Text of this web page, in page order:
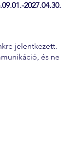
2027.04.30.
jelentkezett.
és